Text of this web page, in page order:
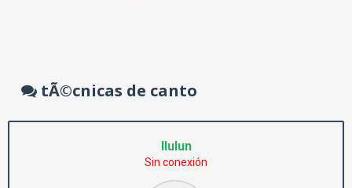
tÃ©cnicas de canto
llulun
Sin conexión